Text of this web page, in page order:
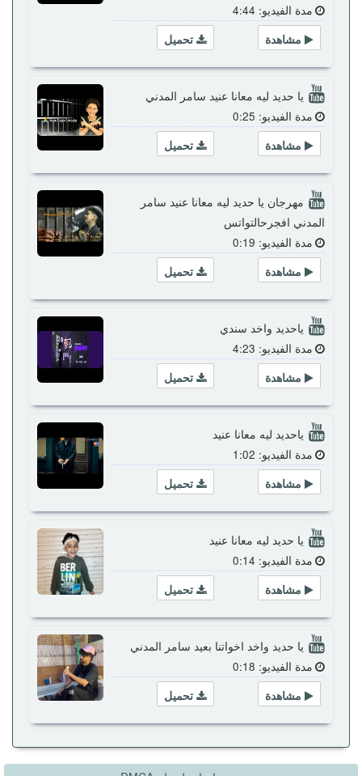
مدة الفيديو: 4:44
تحميل
مشاهدة
يا حديد ليه معانا عنيد سامر المدني
مدة الفيديو: 0:25
تحميل
مشاهدة
مهرجان يا حديد ليه معانا عنيد سامر
المدني افجرحالتواتس
مدة الفيديو: 0:19
تحميل
مشاهدة
ياحديد واخد سندي
مدة الفيديو: 4:23
تحميل
مشاهدة
ياحديد ليه معانا عنيد
مدة الفيديو: 1:02
تحميل
مشاهدة
يا حديد ليه معانا عنيد
مدة الفيديو: 0:14
تحميل
مشاهدة
يا حديد واخد اخواتنا بعيد سامر المدني
مدة الفيديو: 0:18
تحميل
مشاهدة